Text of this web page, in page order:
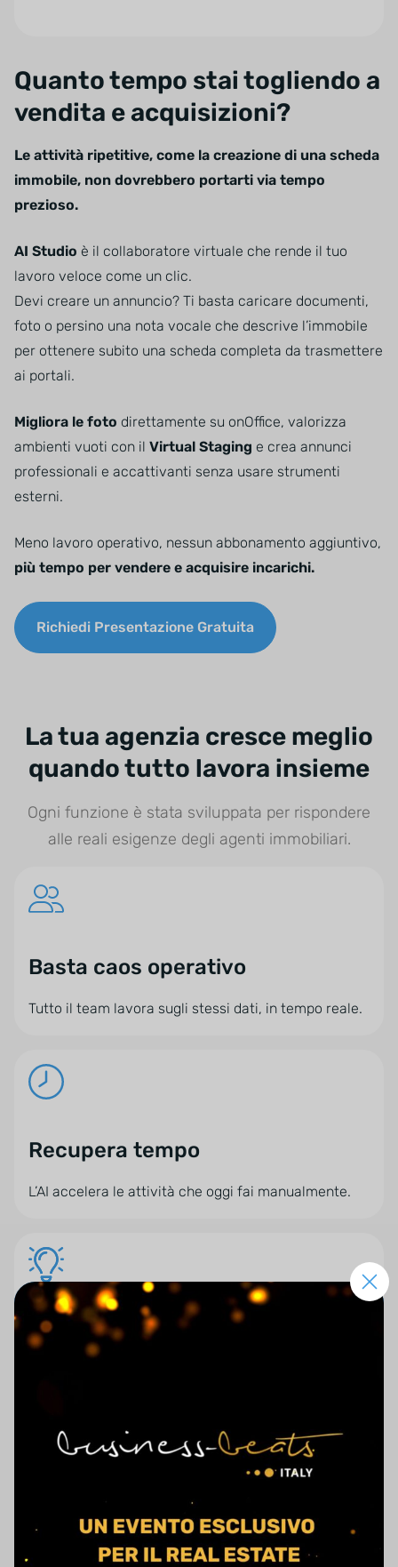
Quanto tempo stai togliendo a
vendita e acquisizioni?
Le attività ripetitive, come la creazione di una scheda
immobile, non dovrebbero portarti via tempo
prezioso.
AI Studio è il collaboratore virtuale che rende il tuo
lavoro veloce come un clic.
Devi creare un annuncio? Ti basta caricare documenti,
foto o persino una nota vocale che descrive l’immobile
per ottenere subito una scheda completa da trasmettere
ai portali.
Migliora le foto direttamente su onOffice, valorizza
ambienti vuoti con il Virtual Staging e crea annunci
professionali e accattivanti senza usare strumenti
esterni.
Meno lavoro operativo, nessun abbonamento aggiuntivo,
più tempo per vendere e acquisire incarichi.
Richiedi Presentazione Gratuita
La tua agenzia cresce meglio
quando tutto lavora insieme
Ogni funzione è stata sviluppata per rispondere
alle reali esigenze degli agenti immobiliari.
Basta caos operativo
Tutto il team lavora sugli stessi dati, in tempo reale.
Recupera tempo
L’AI accelera le attività che oggi fai manualmente.
Non perdere opportunità
Delega l’operatività
Le automazioni lavorano per te 24/7